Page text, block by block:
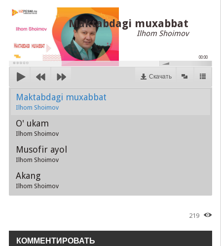
Maktabdagi muxabbat
Ilhom Shoimov
00:00
Скачать
Maktabdagi muxabbat
Ilhom Shoimov
O' ukam
Ilhom Shoimov
Musofir ayol
Ilhom Shoimov
Akang
Ilhom Shoimov
219
КОММЕНТИРОВАТЬ